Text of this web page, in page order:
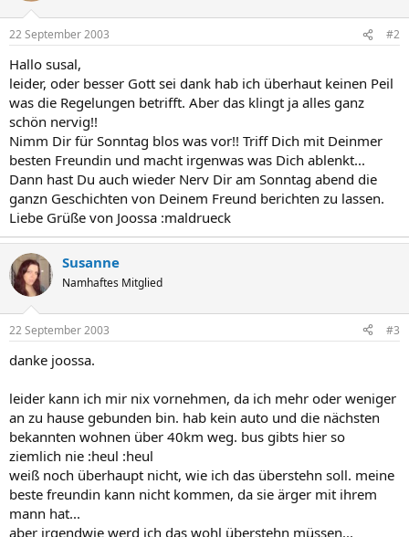
22 September 2003 #2
Hallo susal,
leider, oder besser Gott sei dank hab ich überhaut keinen Peil
was die Regelungen betrifft. Aber das klingt ja alles ganz
schön nervig!!
Nimm Dir für Sonntag blos was vor!! Triff Dich mit Deinmer
besten Freundin und macht irgenwas was Dich ablenkt...
Dann hast Du auch wieder Nerv Dir am Sonntag abend die
ganzn Geschichten von Deinem Freund berichten zu lassen.
Liebe Grüße von Joossa :maldrueck
Susanne
Namhaftes Mitglied
22 September 2003 #3
danke joossa.
leider kann ich mir nix vornehmen, da ich mehr oder weniger
an zu hause gebunden bin. hab kein auto und die nächsten
bekannten wohnen über 40km weg. bus gibts hier so
ziemlich nie :heul :heul
weiß noch überhaupt nicht, wie ich das überstehn soll. meine
beste freundin kann nicht kommen, da sie ärger mit ihrem
mann hat...
aber irgendwie werd ich das wohl überstehn müssen...